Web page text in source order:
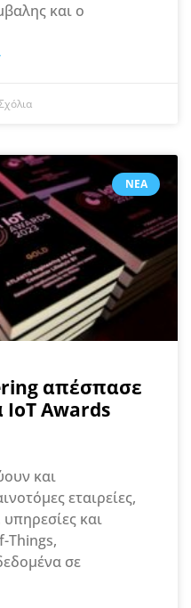
και ο
ΝΈΑ
απέσπασε
IoT Awards
και
εταιρείες,
και
Things,
σε